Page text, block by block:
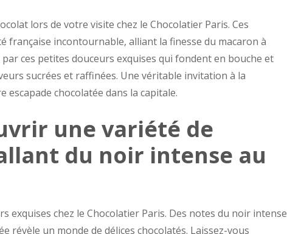
lors de votre visite chez le Chocolatier Paris. Ces
française incontournable, alliant la finesse du macaron à
ces petites douceurs exquises qui fondent en bouche et
sucrées et raffinées. Une véritable invitation à la
chocolatée dans la capitale.
une variété de
du noir intense au
exquises chez le Chocolatier Paris. Des notes du noir intense
révèle un monde de délices chocolatés. Laissez-vous